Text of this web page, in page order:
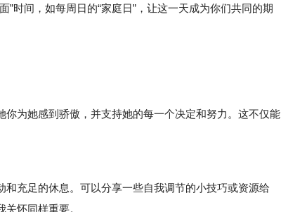
时间，如每周日的“家庭日”，让这一天成为你们共同的期
为她感到骄傲，并支持她的每一个决定和努力。这不仅能
充足的休息。可以分享一些自我调节的小技巧或资源给
怀同样重要。